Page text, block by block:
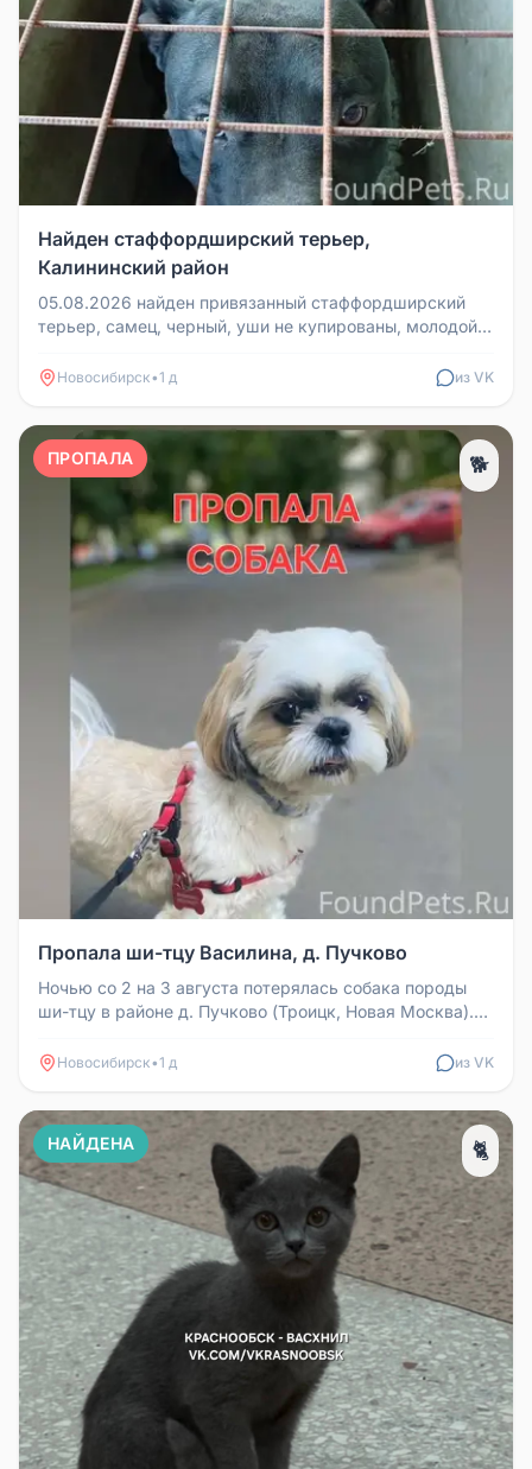
Найден стаффордширский терьер,
Калининский район
05.08.2026 найден привязанный стаффордширский
терьер, самец, черный, уши не купированы, молодой
Новосибирск•1 д из VK
ПРОПАЛА 🐕
Пропала ши-тцу Василина, д. Пучково
Ночью со 2 на 3 августа потерялась собака породы
ши-тцу в районе д. Пучково (Троицк, Новая Москва).
Новосибирск•1 д из VK
НАЙДЕНА 🐈